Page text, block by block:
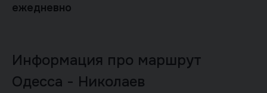
ежедневно
Информация про маршрут
Одесса - Николаев